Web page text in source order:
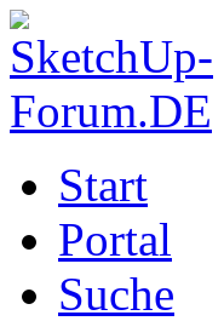
Start
Portal
Suche